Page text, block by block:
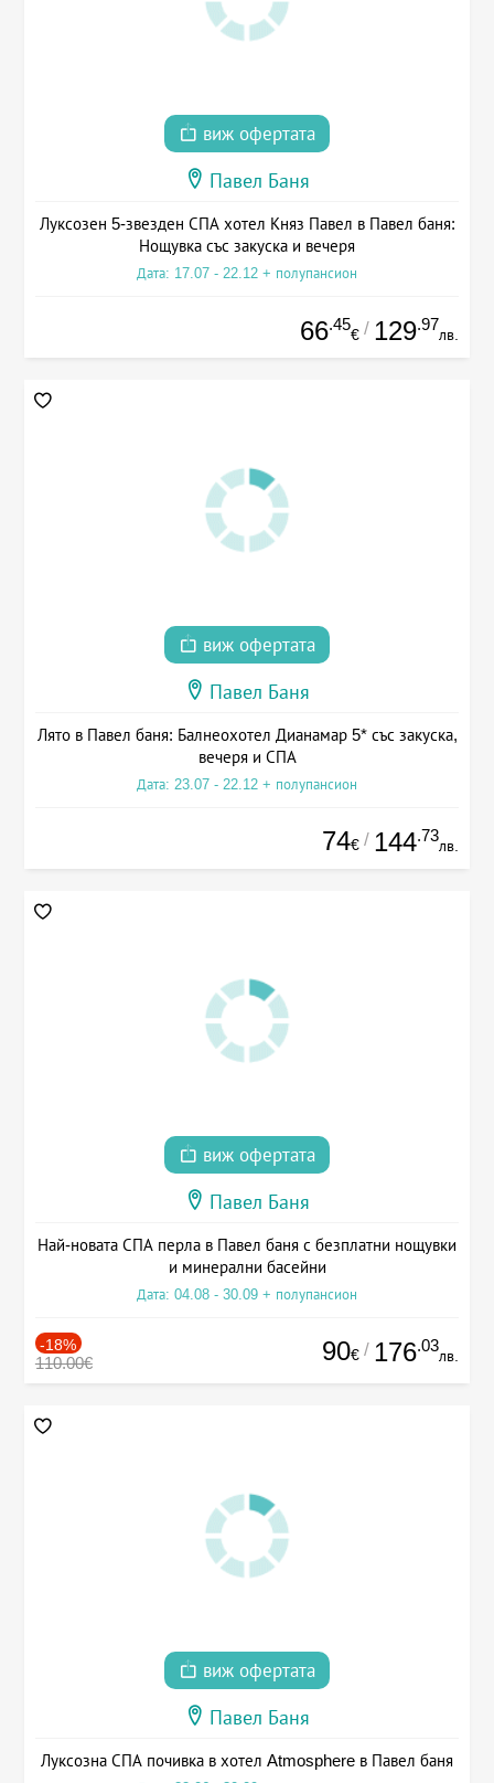
виж офертата
Павел Баня
Луксозен 5-звезден СПА хотел Княз Павел в Павел баня:
Нощувка със закуска и вечеря
Дата: 17.07 - 22.12 + полупансион
66.45
€ / 129.97
лв.
виж офертата
Павел Баня
Лято в Павел баня: Балнеохотел Дианамар 5* със закуска,
вечеря и СПА
Дата: 23.07 - 22.12 + полупансион
74€ / 144.73
лв.
виж офертата
Павел Баня
Най-новата СПА перла в Павел баня с безплатни нощувки
и минерални басейни
Дата: 04.08 - 30.09 + полупансион
-18%
110.00€ 90€ / 176.03
лв.
виж офертата
Павел Баня
Луксозна СПА почивка в хотел Atmosphere в Павел баня